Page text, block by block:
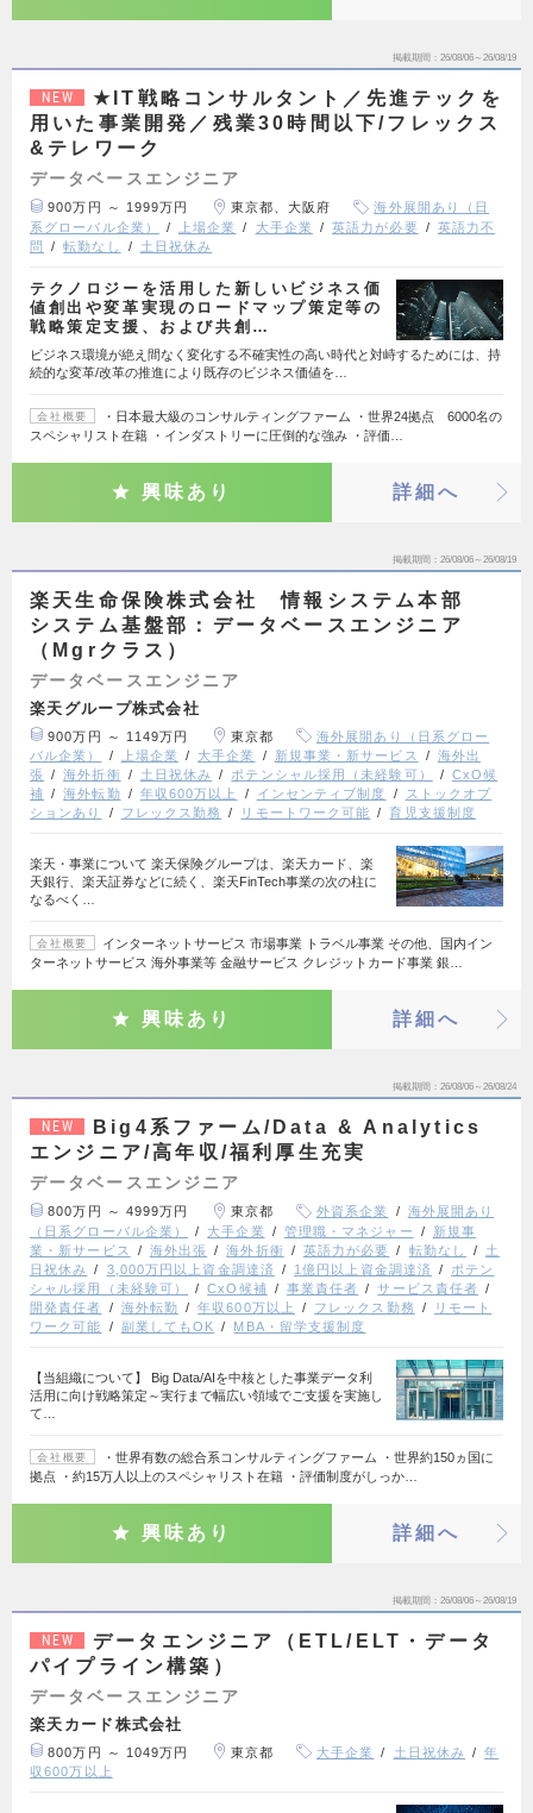
掲載期間 26/08/06～26/08/19
NEW
★IT戦略コンサルタント／先進テックを
用いた事業開発／残業30時間以下/フレックス
&テレワーク
データベースエンジニア
900万円 ～ 1999万円 東京都、大阪府
海外展開あり（日
系グローバル企業）
上場企業 大手企業 英語力が必要
英語力不
問
転勤なし 土日祝休み
テクノロジーを活用した新しいビジネス価
値創出や変革実現のロードマップ策定等の
戦略策定支援、および共創…
ビジネス環境が絶え間なく変化する不確実性の高い時代と対峙するためには、持
続的な変革/改革の推進により既存のビジネス価値を…
会社概要
・日本最大級のコンサルティングファーム ・世界24拠点 6000名の
スペシャリスト在籍 ・インダストリーに圧倒的な強み ・評価…
興味あり 詳細へ
掲載期間 26/08/06～26/08/19
楽天生命保険株式会社 情報システム本部
システム基盤部：データベースエンジニア
（Mgrクラス）
データベースエンジニア
楽天グループ株式会社
900万円 ～ 1149万円 東京都
海外展開あり（日系グロー
バル企業）
上場企業 大手企業 新規事業・新サービス
海外出
張
海外折衝 土日祝休み ポテンシャル採用（未経験可）
CxO候
補
海外転勤 年収600万以上 インセンティブ制度
ストックオプ
ションあり
フレックス勤務 リモートワーク可能 育児支援制度
楽天・事業について 楽天保険グループは、楽天カード、楽
天銀行、楽天証券などに続く、楽天FinTech事業の次の柱に
なるべく…
会社概要
インターネットサービス 市場事業 トラベル事業 その他、国内イン
ターネットサービス 海外事業等 金融サービス クレジットカード事業 銀…
興味あり 詳細へ
掲載期間 26/08/06～26/08/24
NEW
Big4系ファーム/Data & Analytics
エンジニア/高年収/福利厚生充実
データベースエンジニア
800万円 ～ 4999万円 東京都 外資系企業
海外展開あり
（日系グローバル企業）
大手企業 管理職・マネジャー
新規事
業・新サービス
海外出張 海外折衝 英語力が必要 転勤なし
土
日祝休み
3,000万円以上資金調達済 1億円以上資金調達済
ポテン
シャル採用（未経験可）
CxO候補 事業責任者
サービス責任者
開発責任者
海外転勤 年収600万以上 フレックス勤務
リモート
ワーク可能
副業してもOK MBA・留学支援制度
【当組織について】 Big Data/AIを中核とした事業データ利
活用に向け戦略策定～実行まで幅広い領域でご支援を実施し
て…
会社概要
・世界有数の総合系コンサルティングファーム ・世界約150ヵ国に
拠点 ・約15万人以上のスペシャリスト在籍 ・評価制度がしっか…
興味あり 詳細へ
掲載期間 26/08/06～26/08/19
NEW
データエンジニア（ETL/ELT・データ
パイプライン構築）
データベースエンジニア
楽天カード株式会社
800万円 ～ 1049万円 東京都 大手企業 土日祝休み
年
収600万以上